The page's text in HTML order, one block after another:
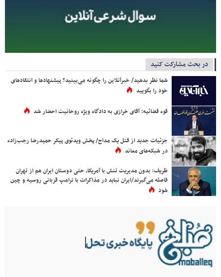
در بحث مشارکت کنید
شما نظر بدهید/ خبرآنلاین را چگونه می‌بینید؟ پیشنهادها و انتقادهای
خود را بگویید
قوه قضائیه: آقای خرازی به دادگاه ویژه روحانیت احضار شد
جزئیات جدید از قتل یک مداح/ پخش ویدئوی پیکر حمیدرضا رجب‌زاده
در شبکه‌های معاند
ظریف: بدون مدیریت تنش با آمریکا، حتی دوستان ایران هم از تهران
فاصله می‌گیرند/ایران نباید در مذاکرات با ترامپ قربانی روسیه و چین
شود